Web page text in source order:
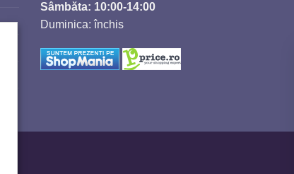
Sâmbăta: 10:00-14:00
Duminica: închis